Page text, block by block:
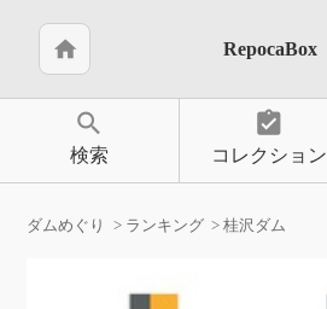
home RepocaBox
search
検索
assignment_turned_in
コレクション
ダムめぐり ランキング 桂沢ダム